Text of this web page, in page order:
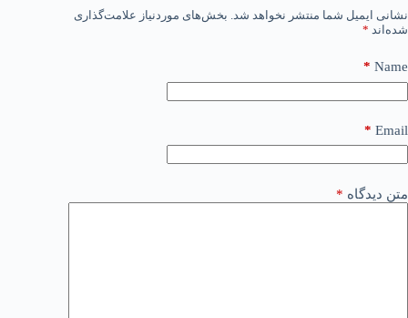
نشانی ایمیل شما منتشر نخواهد شد. بخش‌های موردنیاز علامت‌گذاری
شده‌اند *
Name
*
Email
*
متن دیدگاه *